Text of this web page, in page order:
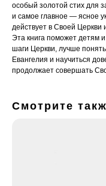
особый золотой стих для
и самое главное — ясное
действует в Своей Церкви
Эта книга поможет детям
шаги Церкви, лучше
Евангелия и научиться
продолжает совершать
Смотрите